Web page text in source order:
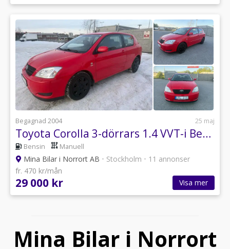
Begagnad 2004 25 maj
Toyota Corolla 3-dörrars 1.4 VVT-i Besktad -Servad
Bensin Manuell
Mina Bilar i Norrort AB • Stockholm • 11 annonser
fr. 470 kr/mån
29 000 kr Visa mer
Mina Bilar i Norrort